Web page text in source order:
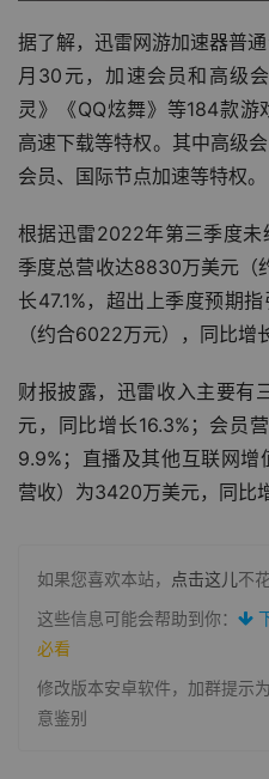
据了解，迅雷网游加速器普
月30元，加速会员和高级
灵》《QQ炫舞》等184款
高速下载等特权。其中高级
会员、国际节点加速等特权。
根据迅雷2022年第三季度未
季度总营收达8830万美元（
长47.1%，超出上季度预期
（约合6022万元），同比增
财报披露，迅雷收入主要有
元，同比增长16.3%；会员
9.9%；直播及其他互联网
营收）为3420万美元，同比
如果您喜欢本站， 点击这儿不
这些信息可能会帮助到你：
必看
修改版本安卓软件，加群提示
意鉴别